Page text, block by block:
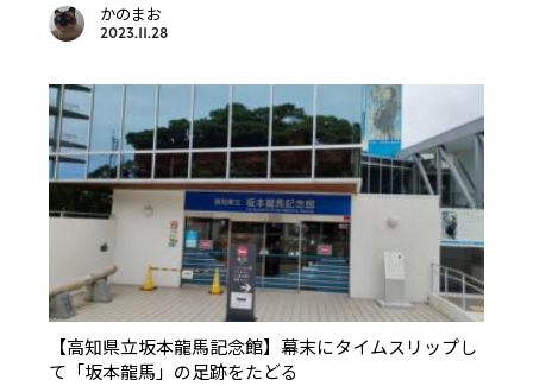
かのまお
2023.11.28
【高知県立坂本龍馬記念館】幕末にタイムスリップし
て「坂本龍馬」の足跡をたどる